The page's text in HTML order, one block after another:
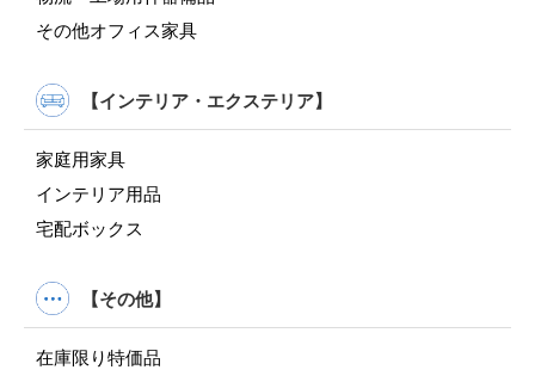
その他オフィス家具
【インテリア・エクステリア】
家庭用家具
インテリア用品
宅配ボックス
【その他】
在庫限り特価品